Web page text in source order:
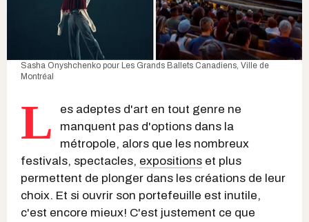
Sasha Onyshchenko pour Les Grands Ballets Canadiens Ville de
Montréal
L
es adeptes d'art en tout genre ne
manquent pas d'options dans la
métropole, alors que les nombreux
festivals, spectacles, expositions et plus
permettent de plonger dans les créations de leur
choix. Et si ouvrir son portefeuille est inutile,
c'est encore mieux! C'est justement ce que